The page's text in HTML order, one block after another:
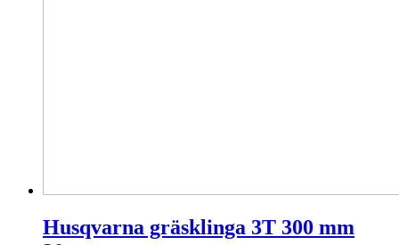
Husqvarna gräsklinga 3T 300 mm